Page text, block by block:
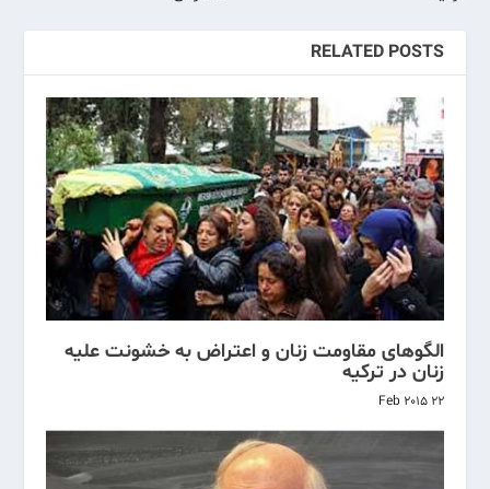
RELATED POSTS
الگوهای مقاومت زنان و اعتراض به خشونت علیه
زنان در ترکیه
22 Feb 2015